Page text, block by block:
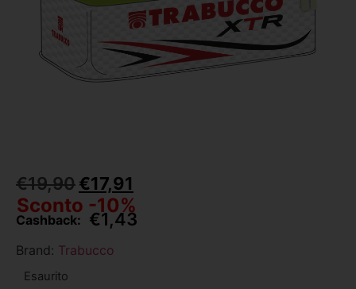
€19,90€17,91
Sconto -10%
Cashback: €1,43
Brand: Trabucco
Esaurito